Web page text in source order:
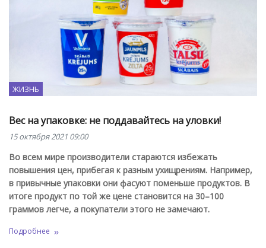
ЖИЗНЬ
Вес на упаковке: не поддавайтесь на уловки!
15 октября 2021 09:00
Во всем мире производители стараются избежать
повышения цен, прибегая к разным ухищрениям. Например,
в привычные упаковки они фасуют поменьше продуктов. В
итоге продукт по той же цене становится на 30–100
граммов легче, а покупатели этого не замечают.
Подробнее